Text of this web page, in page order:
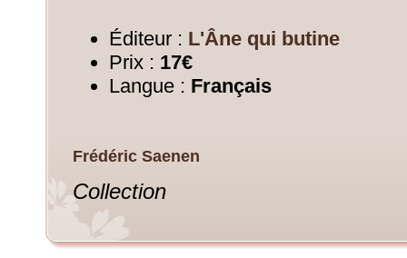
Éditeur : L'Âne qui butine
Prix : 17€
Langue : Français
Frédéric Saenen
Collection